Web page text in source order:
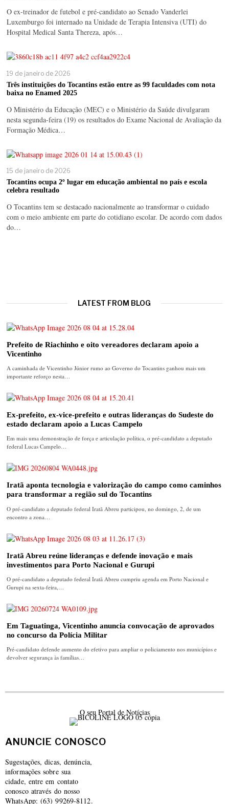
O ex-treinador de futebol e pré-candidato ao Senado Vanderlei
Luxemburgo foi internado na Unidade de Terapia Intensiva (UTI) do
Hospital Medical Santa Thereza, após…
19 de janeiro de 2026
Três instituições do Tocantins estão entre as 99 faculdades com nota
baixa no Enamed 2025
O Ministério da Educação (MEC) e o Ministério da Saúde divulgaram
nesta segunda-feira (19) os resultados do Exame Nacional de Avaliação da
Formação Médica…
15 de janeiro de 2026
Tocantins ocupa 2º lugar em educação ambiental no país e escola
celebra resultado
O Tocantins tem se destacado nacionalmente ao transformar o cuidado
com o meio ambiente em parte do cotidiano escolar. De acordo com dados
do…
LATEST FROM BLOG
Prefeito de Riachinho e oito vereadores declaram apoio a
Vicentinho
A caminhada de Vicentinho Júnior rumo ao Governo do Tocantins ganhou mais um
importante reforço nesta…
Ex-prefeito, ex-vice-prefeito e outras lideranças do Sudeste do
estado declaram apoio a Lucas Campelo
Em mais uma demonstração de força e articulação política, o pré-candidato a deputado
federal Lucas Campelo…
Iratã aponta tecnologia e valorização do campo como caminhos
para transformar a região sul do Tocantins
O pré-candidato a deputado federal Iratã Abreu participou, no domingo, 2, de um
encontro a zona…
Iratã Abreu reúne lideranças e defende inovação e mais
investimentos para Porto Nacional e Gurupi
O pré-candidato a deputado federal Iratã Abreu cumpriu agenda em Porto Nacional e
Gurupi na sexta-feira,…
Em Taguatinga, Vicentinho anuncia convocação de aprovados
no concurso da Polícia Militar
Pré-candidato defende aumento do efetivo para ampliar o policiamento nos municípios e
devolver segurança às famílias…
O seu Portal de Notícias
ANUNCIE CONOSCO
Sugestações, dicas, denúncia,
informações sobre sua
cidade, entre em contato
conosco através do nosso
WhatsApp: (63) 99269-8112.